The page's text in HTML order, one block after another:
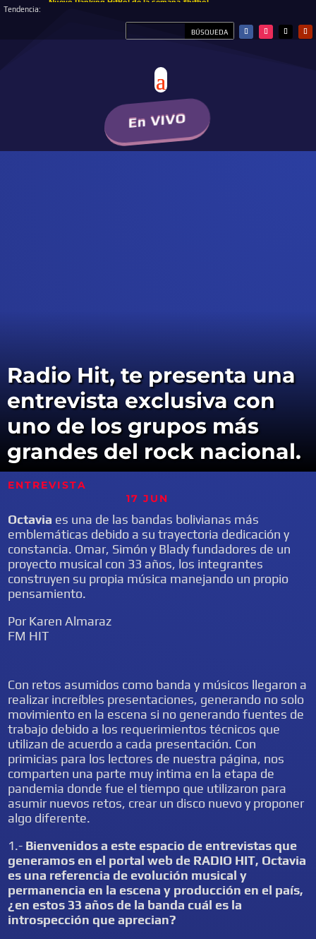
Tendencia:
Nuevo Ranking HitBol de la semana #hitbol
En VIVO
Radio Hit, te presenta una
entrevista exclusiva con
uno de los grupos más
grandes del rock nacional.
ENTREVISTA
17 JUN
Octavia es una de las bandas bolivianas más
emblemáticas debido a su trayectoria dedicación y
constancia. Omar, Simón y Blady fundadores de un
proyecto musical con 33 años, los integrantes
construyen su propia música manejando un propio
pensamiento.
Por Karen Almaraz
FM HIT
Con retos asumidos como banda y músicos llegaron a
realizar increíbles presentaciones, generando no solo
movimiento en la escena si no generando fuentes de
trabajo debido a los requerimientos técnicos que
utilizan de acuerdo a cada presentación. Con
primicias para los lectores de nuestra página, nos
comparten una parte muy intima en la etapa de
pandemia donde fue el tiempo que utilizaron para
asumir nuevos retos, crear un disco nuevo y proponer
algo diferente.
1.- Bienvenidos a este espacio de entrevistas que
generamos en el portal web de RADIO HIT, Octavia
es una referencia de evolución musical y
permanencia en la escena y producción en el país,
¿en estos 33 años de la banda cuál es la
introspección que aprecian?